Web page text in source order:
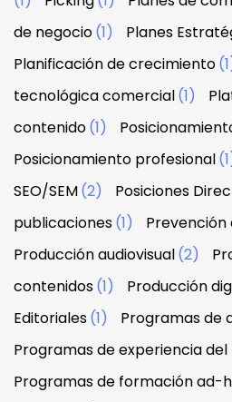
de negocio(1) Planes
Planificación de crecimiento
tecnológica comercial(1)
contenido(1)
Posicionamiento profesional
SEO/SEM(2) Posiciones
publicaciones(1)
Producción audiovisual(2)
contenidos(1) Producción
Editoriales(1) Programas de
Programas de experiencia
Programas de formación ad-